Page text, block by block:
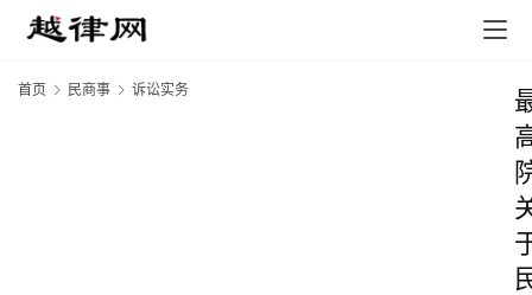
首页 民商事 诉讼实务